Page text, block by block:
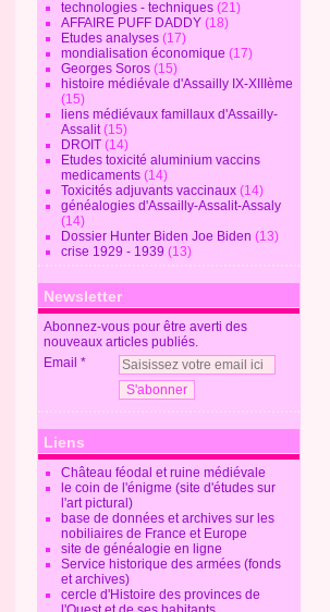
technologies - techniques (21)
AFFAIRE PUFF DADDY (18)
Etudes analyses (17)
mondialisation économique (17)
Georges Soros (15)
histoire médiévale d'Assailly IX-XIIIème
(15)
liens médiévaux famillaux d'Assailly-
Assalit(15)
DROIT (14)
Etudes toxicité aluminium vaccins
medicaments (14)
Toxicités adjuvants vaccinaux (14)
généalogies d'Assailly-Assalit-Assaly
(14)
Dossier Hunter Biden Joe Biden (13)
crise 1929 - 1939 (13)
Newsletter
Abonnez-vous pour être averti des
nouveaux articles publiés.
Email
Liens
Château féodal et ruine médiévale
le coin de l'énigme (site d'études sur
l'art pictural)
base de données et archives sur les
nobiliaires de France et Europe
site de généalogie en ligne
Service historique des armées (fonds
et archives)
cercle d'Histoire des provinces de